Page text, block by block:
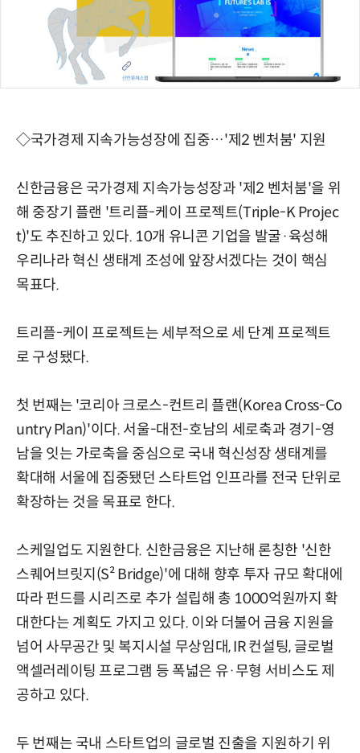
◇국가경제 지속가능성장에 집중…'제2 벤처붐' 지원
신한금융은 국가경제 지속가능성장과 '제2 벤처붐'을 위
해 중장기 플랜 '트리플-케이 프로젝트(Triple-K Projec
t)'도 추진하고 있다. 10개 유니콘 기업을 발굴·육성해
우리나라 혁신 생태계 조성에 앞장서겠다는 것이 핵심
목표다.
트리플-케이 프로젝트는 세부적으로 세 단계 프로젝트
로 구성됐다.
첫 번째는 '코리아 크로스-컨트리 플랜(Korea Cross-Co
untry Plan)'이다. 서울-대전-호남의 세로축과 경기-영
남을 잇는 가로축을 중심으로 국내 혁신성장 생태계를
확대해 서울에 집중됐던 스타트업 인프라를 전국 단위로
확장하는 것을 목표로 한다.
스케일업도 지원한다. 신한금융은 지난해 론칭한 '신한
스퀘어브릿지(S² Bridge)'에 대해 향후 투자 규모 확대에
따라 펀드를 시리즈로 추가 설립해 총 1000억원까지 확
대한다는 계획도 가지고 있다. 이와 더불어 금융 지원을
넘어 사무공간 및 복지시설 무상임대, IR 컨설팅, 글로벌
액셀러레이팅 프로그램 등 폭넓은 유·무형 서비스도 제
공하고 있다.
두 번째는 국내 스타트업의 글로벌 진출을 지원하기 위